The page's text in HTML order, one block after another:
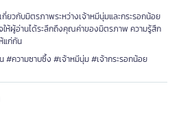
ยวกับมิตรภาพระหว่างเจ้าหมีนุ่มและกระรอกน้อย
ให้ผู้อ่านได้ระลึกถึงคุณค่าของมิตรภาพ ความรู้สึก
แก่กัน
ความซาบซึ้ง #เจ้าหมีนุ่ม #เจ้ากระรอกน้อย